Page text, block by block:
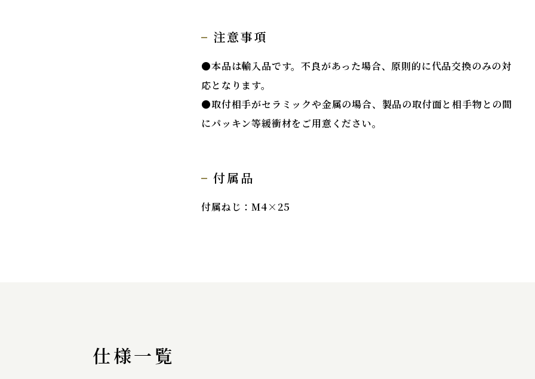
注意事項
●本品は輸入品です。不良があった場合、原則的に代品交換のみの対
応となります。
●取付相手がセラミックや金属の場合、製品の取付面と相手物との間
にパッキン等緩衝材をご用意ください。
付属品
付属ねじ：M4×25
仕様一覧